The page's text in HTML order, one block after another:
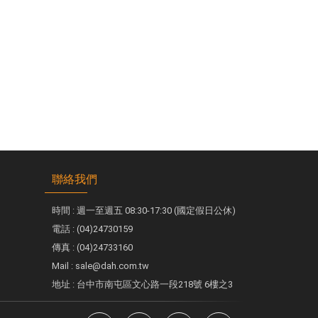
聯絡我們
時間 : 週一至週五 08:30-17:30 (國定假日公休)
電話 : (04)24730159
傳真 : (04)24733160
Mail : sale@dah.com.tw
地址 : 台中市南屯區文心路一段218號 6樓之3